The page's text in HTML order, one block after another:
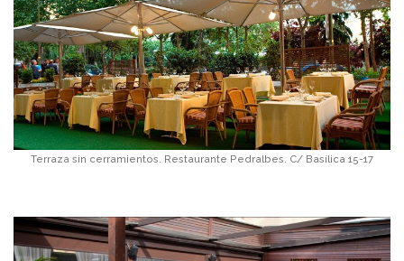
Terraza sin cerramientos. Restaurante Pedralbes. C/ Basílica 15-17